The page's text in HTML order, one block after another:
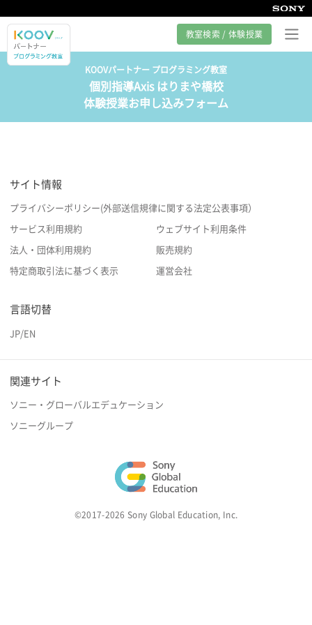
教室検索 / 体験授業
プログラミング教室とは
カリキュラム紹介
サポート
KOOVパートナー プログラミング教室
個別指導Axis はりまや橋校
体験授業お申し込みフォーム
サイト情報
プライバシーポリシー(外部送信規律に関する法定公表事項）
サービス利用規約 ウェブサイト利用条件
法人・団体利用規約 販売規約
特定商取引法に基づく表示 運営会社
言語切替
JP/EN
関連サイト
ソニー・グローバルエデュケーション
ソニーグループ
©2017-2026 Sony Global Education, Inc.